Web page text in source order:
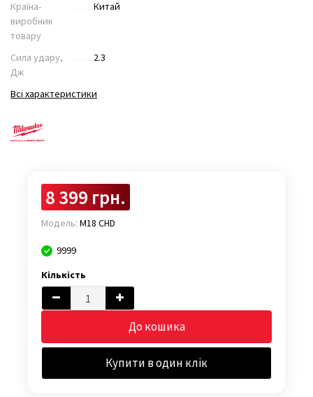
Країна-
виробник
товару
Китай
Сила удару,
Дж
2.3
Всі характеристики
8 399 грн.
Модель: M18 CHD
9999
Кількість
До кошика
Купити в один клік